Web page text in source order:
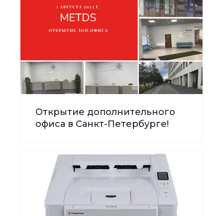
Открытие дополнительного
офиса в Санкт-Петербурге!